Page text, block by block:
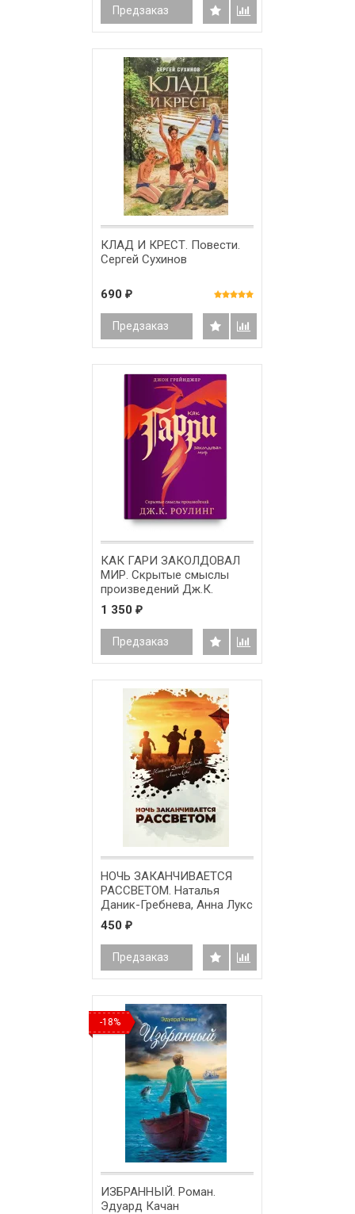
Предзаказ
КЛАД И КРЕСТ. Повести.
Сергей Сухинов
690 ₽
Предзаказ
КАК ГАРИ ЗАКОЛДОВАЛ
МИР. Скрытые смыслы
произведений Дж.К.
Роулинг
1 350 ₽
Предзаказ
НОЧЬ ЗАКАНЧИВАЕТСЯ
РАССВЕТОМ. Наталья
Даник-Гребнева, Анна Лукс
450 ₽
Предзаказ
-18%
ИЗБРАННЫЙ. Роман.
Эдуард Качан